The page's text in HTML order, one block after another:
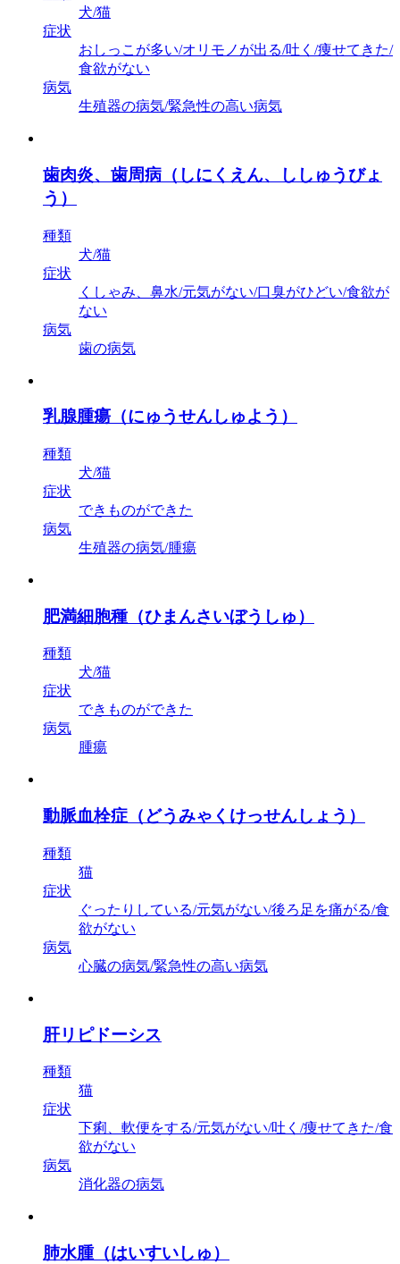
犬/猫
症状
おしっこが多い/オリモノが出る/吐く/痩せてきた/
食欲がない
病気
生殖器の病気/緊急性の高い病気
歯肉炎、歯周病（しにくえん、ししゅうびょ
う）
種類
犬/猫
症状
くしゃみ、鼻水/元気がない/口臭がひどい/食欲が
ない
病気
歯の病気
乳腺腫瘍（にゅうせんしゅよう）
種類
犬/猫
症状
できものができた
病気
生殖器の病気/腫瘍
肥満細胞種（ひまんさいぼうしゅ）
種類
犬/猫
症状
できものができた
病気
腫瘍
動脈血栓症（どうみゃくけっせんしょう）
種類
猫
症状
ぐったりしている/元気がない/後ろ足を痛がる/食
欲がない
病気
心臓の病気/緊急性の高い病気
肝リピドーシス
種類
猫
症状
下痢、軟便をする/元気がない/吐く/痩せてきた/食
欲がない
病気
消化器の病気
肺水腫（はいすいしゅ）